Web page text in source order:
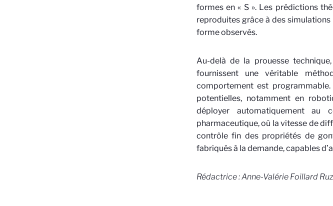
formes en « S ». Les prédictions
reproduites grâce à des
forme observés.
Au-delà de la prouesse
fournissent une véritable
comportement est
potentielles, notamment en
déployer automatiquement au
pharmaceutique, où la vitesse de
contrôle fin des propriétés de
fabriqués à la demande, capables
Rédactrice : Anne-Valérie Foillard